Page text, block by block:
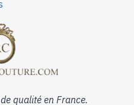
qualité en France.